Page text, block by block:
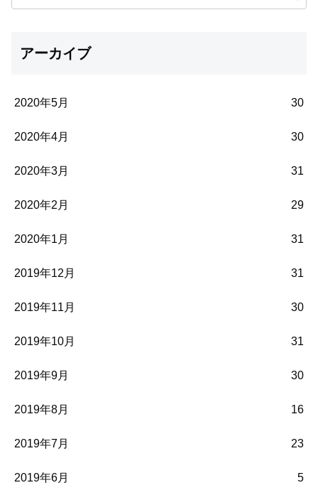
アーカイブ
2020年5月 30
2020年4月 30
2020年3月 31
2020年2月 29
2020年1月 31
2019年12月 31
2019年11月 30
2019年10月 31
2019年9月 30
2019年8月 16
2019年7月 23
2019年6月 5